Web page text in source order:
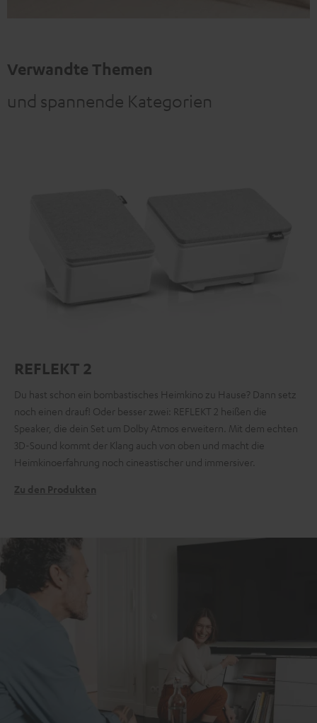
Verwandte Themen
und spannende Kategorien
REFLEKT 2
Du hast schon ein bombastisches Heimkino zu Hause? Dann setz
noch einen drauf! Oder besser zwei: REFLEKT 2 heißen die
Speaker, die dein Set um Dolby Atmos erweitern. Mit dem echten
3D-Sound kommt der Klang auch von oben und macht die
Heimkinoerfahrung noch cineastischer und immersiver.
Zu den Produkten